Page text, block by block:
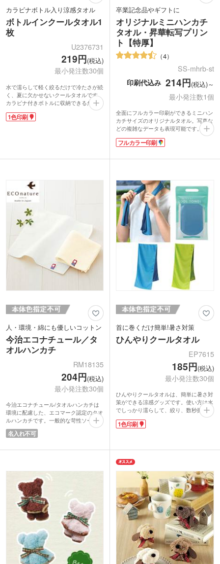
カラビナボトル入り涼感タオル
ボトルインクールタオル1
枚
U2376731
219円(税込)
最小発注数30個
水で濡らして軽く絞るだけで冷たさが続
く、夏に欠かせないクールタオルです。
カラビナ付きボトルに収納できるため、
バッグやリュックに簡単に取り付けら
れ、外出時の暑さ対策に便利。繰り返し
す。
中症対策グッズとして重宝されるノベル
ティです。
1色印刷
卒業記念品やギフトに
オリジナルミニハンカチ
タオル・昇華転写プリン
ト【特厚】
4
SS-mhrb-st
印刷代込み 214円(税込)～
最小発注数1個
全面にフルカラー印刷ができるミニハン
カチサイズのオリジナルタオル。写真な
どの複雑なデータも表現可能です。しっ
かり厚みのある特厚タイプ。表面はなめ
らかさが特徴のラビットタッチ、裏面は
ます。
としても人気です。表示価格は印刷代込
みの格安価格！フルカラーのデザインも
1色のデザインも同価格でご案内。1枚か
らご注文いただけます。思い出に残るオ
リジナルタオル作成してみてはいかがで
しょうか。
フルカラー印刷
人・環境・綿にも優しいコットン
今治エコナチュール／タ
オルハンカチ
RM18135
204円(税込)
最小発注数30個
今治エコナチュール/タオルハンカチは
環境に配慮した、エコマーク認定のタオ
ルハンカチです。一般的な苛性ソーダを
使用せず、酸と酸素を使って、綿本来の
力を発揮できる【TZ酸性酵素法】加
児も安心してご使用いただけます。
アイボリーの2色取混ぜでお届けしま
す。渡しやすい1枚ずつの透明袋入り
で、ポストインも可能サイズ。DMに添
付してご挨拶の粗品にもご活用いただけ
ます。
【TZ酸性酵素法とは】
環境負担の少ない精練・漂白加工で綿を
純化。繊維を傷めず、吸水性等の綿本来
の機能を引き出します。従来法と比べ
CO2排出量を約40%削減可能な、環境に
も優しい精練漂白方法です。
名入れ不可
首に巻くだけ簡単!暑さ対策
ひんやりクールタオル
EP7615
185円(税込)
最小発注数30個
ひんやりクールタオルは、簡単に暑さ対
策ができる涼感グッズです。使い方は水
でしっかり濡らして、絞り、数秒振るだ
け!気化熱作用でひんやり感じます。し
ばらく使ってぬるくなっても、再び振れ
ゴワつかず快適です。ジッパーケース入
りで、濡れたままでも持ち運びできるの
が嬉しいですね。
タオルの裏面に1色で名入れができま
す。イベント名を印刷してスポーツ大会
の参加賞や、ロゴを印刷してスポーツジ
ムの入会特典にいかがでしょうか。涼感
グッズは暑い夏を快適に過ごせる人気の
ノベルティです。
1色印刷